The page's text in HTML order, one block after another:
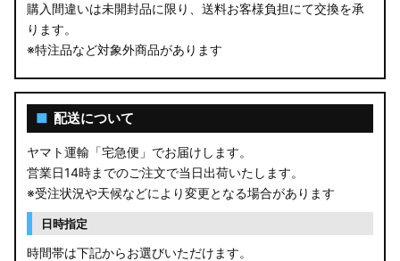
購入間違いは未開封品に限り、送料お客様負担にて交換を承
ります。
※特注品など対象外商品があります
■ 配送について
ヤマト運輸「宅急便」でお届けします。
営業日14時までのご注文で当日出荷いたします。
※受注状況や天候などにより変更となる場合があります
日時指定
時間帯は下記からお選びいただけます。